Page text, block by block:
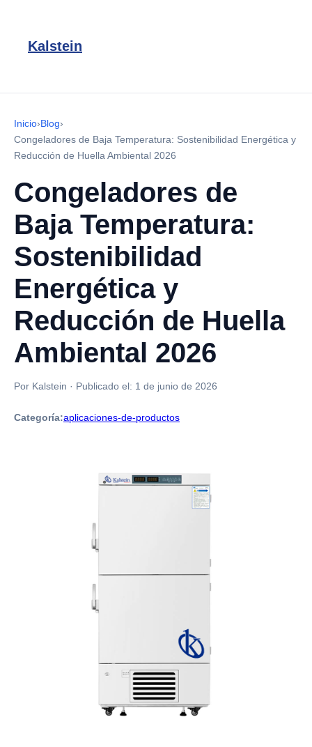
Kalstein
Inicio›Blog›
Congeladores de Baja Temperatura: Sostenibilidad Energética y
Reducción de Huella Ambiental 2026
Congeladores de
Baja Temperatura:
Sostenibilidad
Energética y
Reducción de Huella
Ambiental 2026
Por Kalstein · Publicado el: 1 de junio de 2026
Categoría:aplicaciones-de-productos